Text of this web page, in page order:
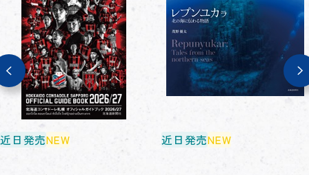
近日発売NEW 近日発売NEW